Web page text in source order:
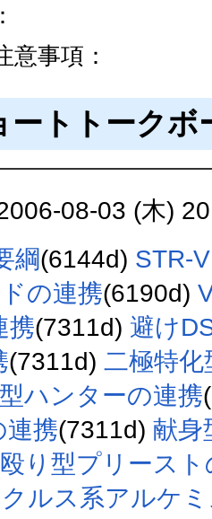
意事項：
ートトーク
08-03 (木)
綱(6144d) STR-
の連携(6190d)
携(7311d) 避け
(7311d) 二極特
ハンターの連携
連携(7311d) 献身
殴り型プリースト
ルス系アルケ